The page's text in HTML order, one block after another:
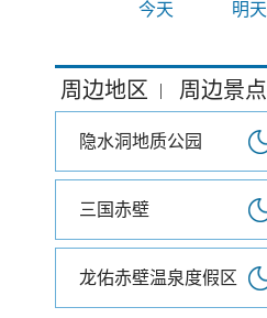
今天 明天
周边地区 | 周边景点
隐水洞地质公园
三国赤壁
龙佑赤壁温泉度假区